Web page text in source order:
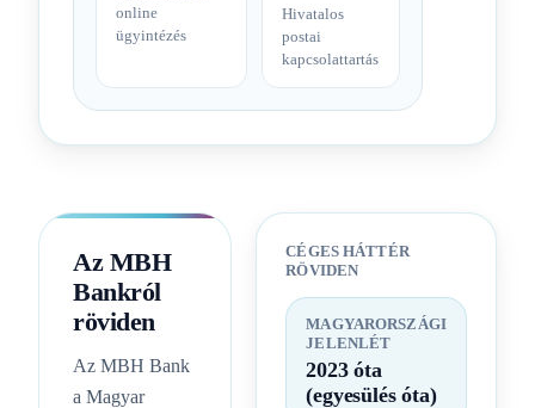
online
ügyintézés
Hivatalos
postai
kapcsolattartás
Az MBH
Bankról
röviden
Az MBH Bank
a Magyar
CÉGES HÁTTÉR
RÖVIDEN
MAGYARORSZÁGI
JELENLÉT
2023 óta
(egyesülés óta)